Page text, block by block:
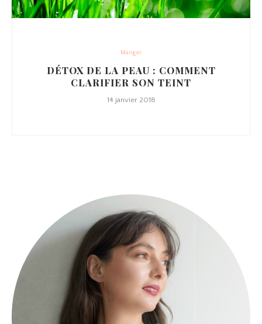
Manger
DÉTOX DE LA PEAU : COMMENT
CLARIFIER SON TEINT
14 janvier 2018